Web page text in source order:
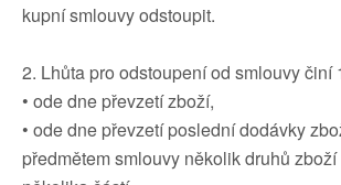
kupní smlouvy odstoupit.
2. Lhůta pro odstoupení od smlouvy činí
• ode dne převzetí zboží,
• ode dne převzetí poslední dodávky
předmětem smlouvy několik druhů